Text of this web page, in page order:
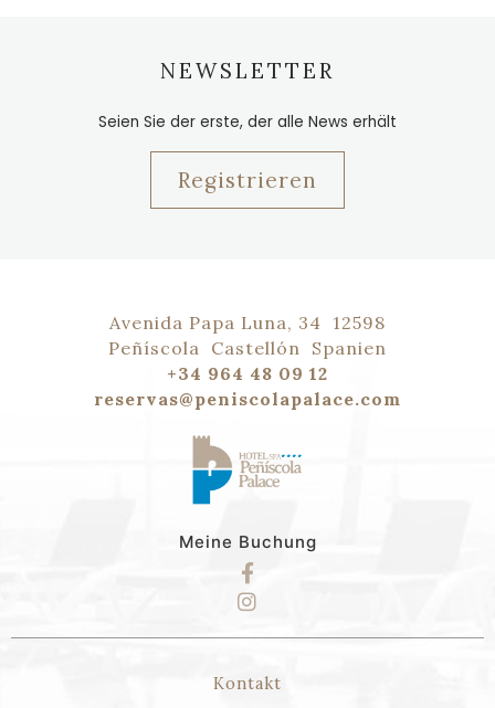
NEWSLETTER
Seien Sie der erste, der alle News erhält
Registrieren
Avenida Papa Luna, 34 12598
Peñíscola
Castellón
Spanien
+34 964 48 09 12
reservas@peniscolapalace.com
Meine Buchung
Kontakt